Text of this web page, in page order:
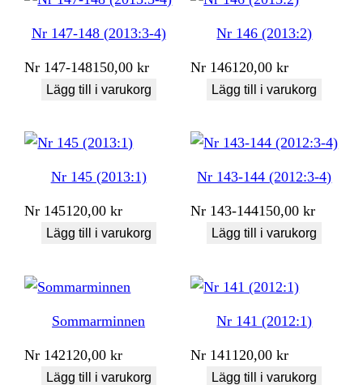
Nr 147-148 (2013:3-4)
Nr 147-148150,00kr
Lägg till i varukorg
Nr 146 (2013:2)
Nr 146120,00kr
Lägg till i varukorg
Nr 145 (2013:1)
Nr 145120,00kr
Lägg till i varukorg
Nr 143-144 (2012:3-4)
Nr 143-144150,00kr
Lägg till i varukorg
Sommarminnen
Nr 142120,00kr
Lägg till i varukorg
Nr 141 (2012:1)
Nr 141 120,00kr
Lägg till i varukorg